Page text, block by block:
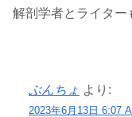
解剖学者とライター
ぶんちょ より:
2023年6月13日 6:07